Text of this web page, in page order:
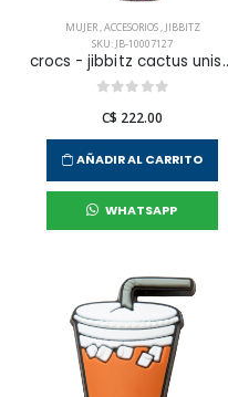
MUJER,ACCESORIOS, JIBBITZ
SKU: JB-10007127
crocs -
C$ 222.00
AÑADIR AL CARRITO
WHATSAPP